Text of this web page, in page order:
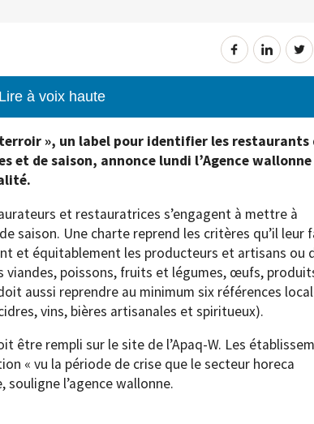
à voix haute
terroir », un label pour identifier les restaurants
et de saison, annonce lundi l’Agence
et restauratrices s’engagent à mettre à
saison. Une charte reprend les critères qu’il leur
et équitablement les producteurs et artisans ou
viandes, poissons, fruits et légumes, œufs,
aussi reprendre au minimum six références
vins, bières artisanales et spiritueux).
être rempli sur le site de l’Apaq-W. Les
« vu la période de crise que le secteur horeca
l’agence wallonne.